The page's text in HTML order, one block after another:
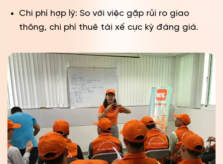
Chi phí hợp lý: So với việc gặp rủi ro giao
thông, chi phí thuê tài xế cực kỳ đáng giá.